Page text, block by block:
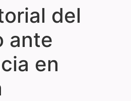
del
ante
en